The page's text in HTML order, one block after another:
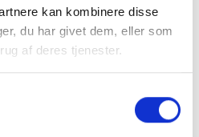
kan kombinere disse
du har givet dem, eller som
af deres tjenester.